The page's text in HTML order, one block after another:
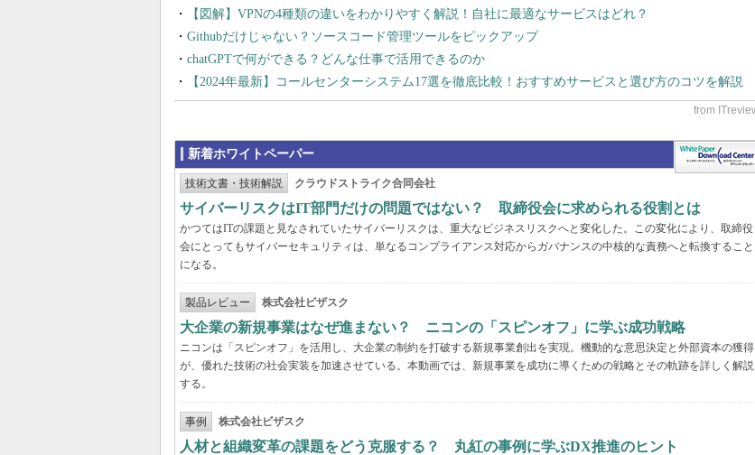
【図解】VPNの4種類の違いをわかりやすく解説！自社に最適なサービスはどれ？
Githubだけじゃない？ソースコード管理ツールをピックアップ
chatGPTで何ができる？どんな仕事で活用できるのか
【2024年最新】コールセンターシステム17選を徹底比較！おすすめサービスと選び方のコツを解説
新着ホワイトペーパー
技術文書・技術解説 クラウドストライク合同会社
サイバーリスクはIT部門だけの問題ではない？ 取締役会に求められる役割とは
かつてはITの課題と見なされていたサイバーリスクは、重大なビジネスリスクへと変化した。この変化により、取締役
会にとってもサイバーセキュリティは、単なるコンプライアンス対応からガバナンスの中核的な責務へと転換すること
になる。
製品レビュー 株式会社ビザスク
大企業の新規事業はなぜ進まない？ ニコンの「スピンオフ」に学ぶ成功戦略
ニコンは「スピンオフ」を活用し、大企業の制約を打破する新規事業創出を実現。機動的な意思決定と外部資本の獲得
が、優れた技術の社会実装を加速させている。本動画では、新規事業を成功に導くための戦略とその軌跡を詳しく解説
する。
事例 株式会社ビザスク
人材と組織変革の課題をどう克服する？ 丸紅の事例に学ぶDX推進のヒント